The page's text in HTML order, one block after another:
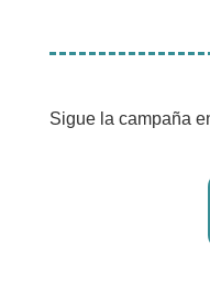
Sigue la campaña